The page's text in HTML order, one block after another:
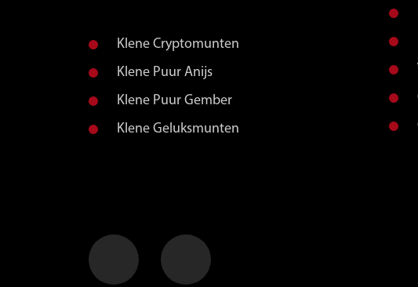
Klene Cryptomunten
Klene Puur Anijs
Klene Puur Gember
Klene Geluksmunten